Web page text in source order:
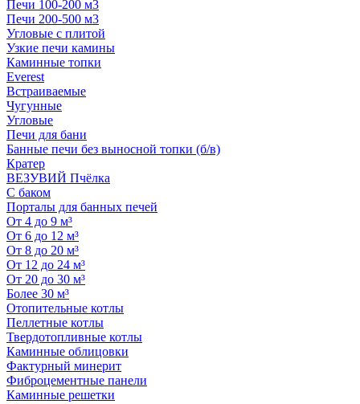
Печи 100-200 м3
Печи 200-500 м3
Угловые с плитой
Узкие печи камины
Каминные топки
Everest
Встраиваемые
Чугунные
Угловые
Печи для бани
Банные печи без выносной топки (б/в)
Кратер
ВЕЗУВИЙ Пчёлка
С баком
Порталы для банных печей
От 4 до 9 м³
От 6 до 12 м³
От 8 до 20 м³
От 12 до 24 м³
От 20 до 30 м³
Более 30 м³
Отопительные котлы
Пеллетные котлы
Твердотопливные котлы
Каминные облицовки
Фактурный минерит
Фиброцементные панели
Каминные решетки